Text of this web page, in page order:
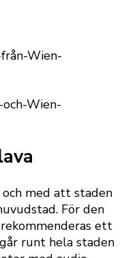
med att staden
För den
ett
runt hela staden